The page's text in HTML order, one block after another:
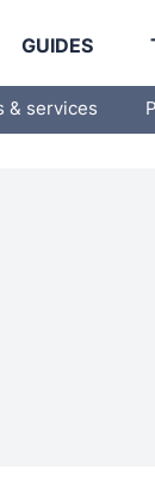
GUIDES
& services